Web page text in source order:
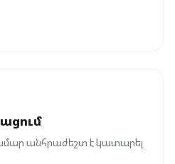
անհրաժեշտ է կատարել